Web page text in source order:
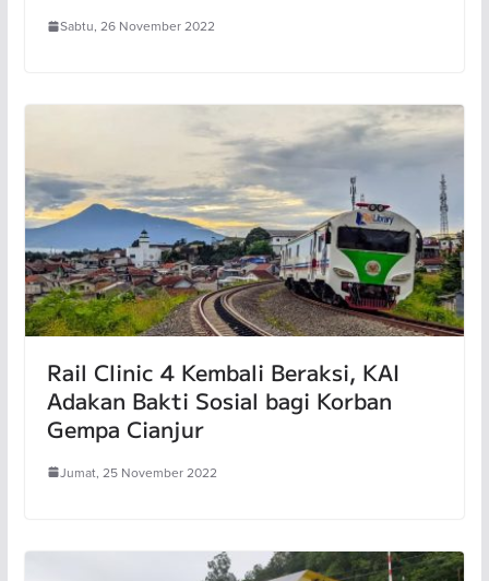
Sabtu, 26 November 2022
Rail Clinic 4 Kembali Beraksi, KAI
Adakan Bakti Sosial bagi Korban
Gempa Cianjur
Jumat, 25 November 2022